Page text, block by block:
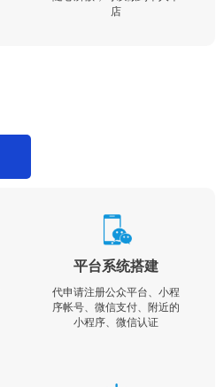
店
平台系统搭建
代申请注册公众平台、小程
序帐号、微信支付、附近的
小程序、微信认证